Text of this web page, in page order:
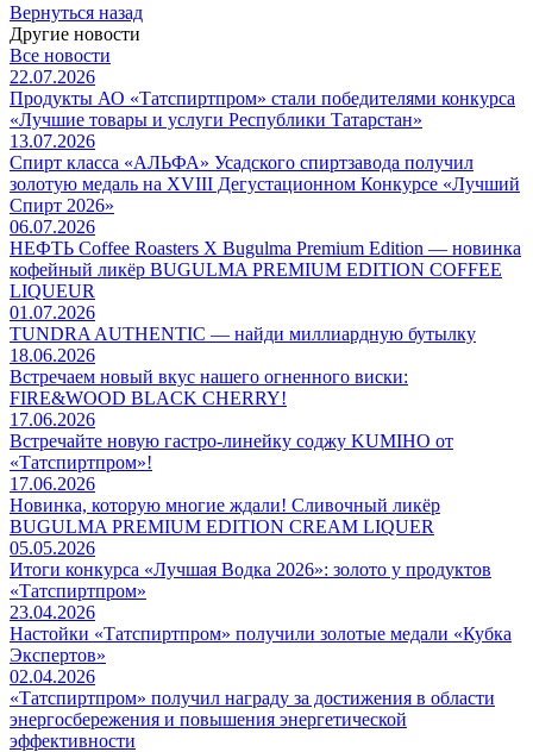
Вернуться назад
Другие новости
Все новости
22.07.2026
Продукты АО «Татспиртпром» стали победителями конкурса
«Лучшие товары и услуги Республики Татарстан»
13.07.2026
Спирт класса «АЛЬФА» Усадского спиртзавода получил
золотую медаль на XVIII Дегустационном Конкурсе «Лучший
Спирт 2026»
06.07.2026
НЕФТЬ Coffee Roasters Х Bugulma Premium Edition — новинка
кофейный ликёр BUGULMA PREMIUM EDITION COFFEE
LIQUEUR
01.07.2026
TUNDRA AUTHENTIC — найди миллиардную бутылку
18.06.2026
Встречаем новый вкус нашего огненного виски:
FIRE&WOOD BLACK CHERRY!
17.06.2026
Встречайте новую гастро-линейку соджу KUMIHO от
«Татспиртпром»!
17.06.2026
Новинка, которую многие ждали! Сливочный ликёр
BUGULMA PREMIUM EDITION CREAM LIQUER
05.05.2026
Итоги конкурса «Лучшая Водка 2026»: золото у продуктов
«Татспиртпром»
23.04.2026
Настойки «Татспиртпром» получили золотые медали «Кубка
Экспертов»
02.04.2026
«Татспиртпром» получил награду за достижения в области
энергосбережения и повышения энергетической
эффективности